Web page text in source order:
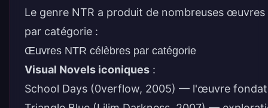
Le genre NTR a produit de nombreuses
par catégorie :
Œuvres NTR célèbres par catégorie
Visual Novels iconiques :
School Days (0verflow, 2005) — l'œuvre